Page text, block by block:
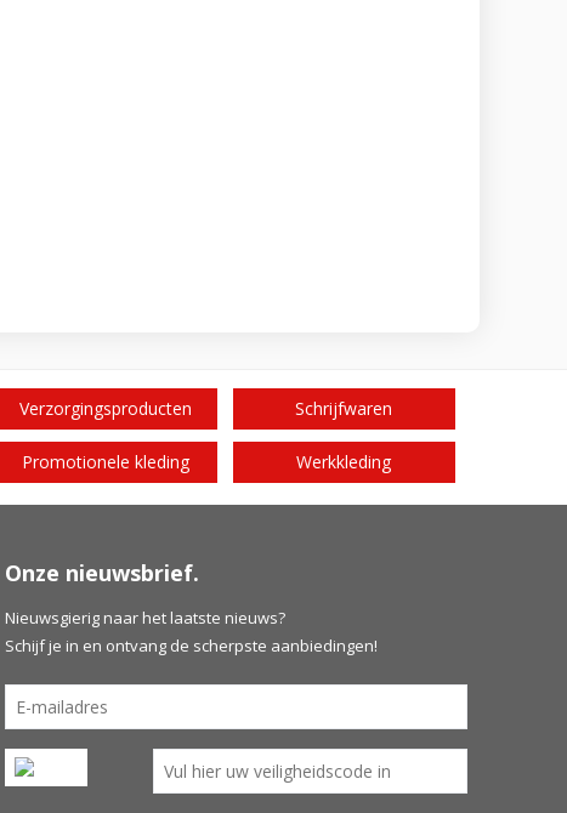
Verzorgingsproducten Schrijfwaren
Promotionele kleding Werkkleding
Onze nieuwsbrief.
Nieuwsgierig naar het laatste nieuws?
Schijf je in en ontvang de scherpste aanbiedingen!